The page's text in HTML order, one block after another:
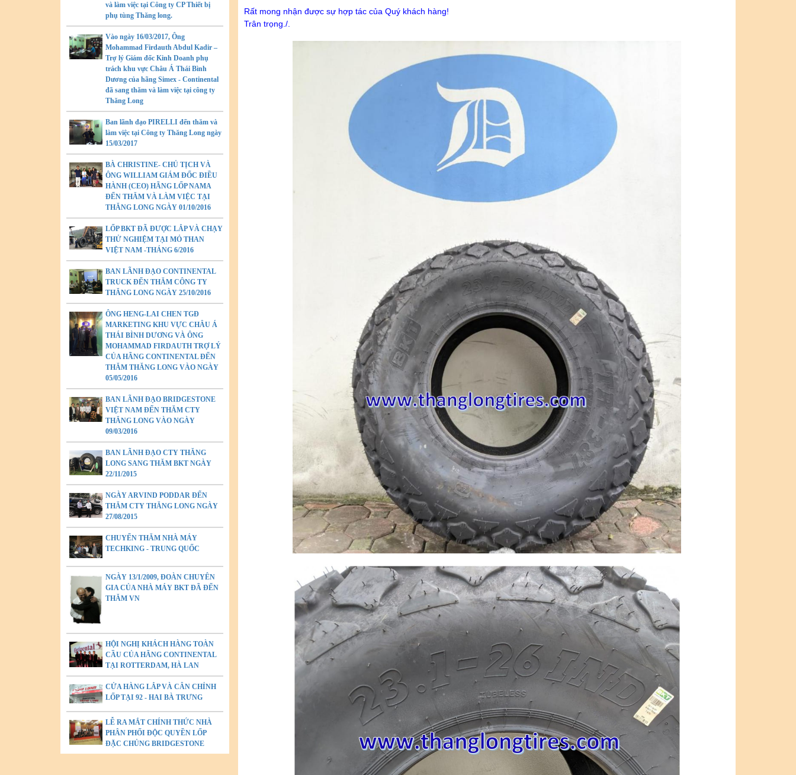
và làm việc tại Công ty CP Thiết bị
phụ tùng Thăng long.
Vào ngày 16/03/2017, Ông
Mohammad Firdauth Abdul Kadir –
Trợ lý Giám đốc Kinh Doanh phụ
trách khu vực Châu Á Thái Bình
Dương của hãng Simex - Continental
đã sang thăm và làm việc tại công ty
Thăng Long
Ban lãnh đạo PIRELLI đến thăm và
làm việc tại Công ty Thăng Long ngày
15/03/2017
BÀ CHRISTINE- CHỦ TỊCH VÀ
ÔNG WILLIAM GIÁM ĐỐC ĐIỀU
HÀNH (CEO) HÃNG LỐP NAMA
ĐẾN THĂM VÀ LÀM VIỆC TẠI
THĂNG LONG NGÀY 01/10/2016
LỐP BKT ĐÃ ĐƯỢC LẮP VÀ CHẠY
THỬ NGHIỆM TẠI MỎ THAN
VIỆT NAM -THÁNG 6/2016
BAN LÃNH ĐẠO CONTINENTAL
TRUCK ĐẾN THĂM CÔNG TY
THĂNG LONG NGÀY 25/10/2016
ÔNG HENG-LAI CHEN TGĐ
MARKETING KHU VỰC CHÂU Á
THÁI BÌNH DƯƠNG VÀ ÔNG
MOHAMMAD FIRDAUTH TRỢ LÝ
CỦA HÃNG CONTINENTAL ĐẾN
THĂM THĂNG LONG VÀO NGÀY
05/05/2016
BAN LÃNH ĐẠO BRIDGESTONE
VIỆT NAM ĐẾN THĂM CTY
THĂNG LONG VÀO NGÀY
09/03/2016
BAN LÃNH ĐẠO CTY THĂNG
LONG SANG THĂM BKT NGÀY
22/11/2015
NGÀY ARVIND PODDAR ĐẾN
THĂM CTY THĂNG LONG NGÀY
27/08/2015
CHUYẾN THĂM NHÀ MÁY
TECHKING - TRUNG QUỐC
NGÀY 13/1/2009, ĐOÀN CHUYÊN
GIA CỦA NHÀ MÁY BKT ĐÃ ĐẾN
THĂM VN
HỘI NGHỊ KHÁCH HÀNG TOÀN
CẦU CỦA HÃNG CONTINENTAL
TẠI ROTTERDAM, HÀ LAN
CỬA HÀNG LẮP VÀ CÂN CHỈNH
LỐP TẠI 92 - HAI BÀ TRƯNG
LỄ RA MẮT CHÍNH THỨC NHÀ
PHÂN PHỐI ĐỘC QUYỀN LỐP
ĐẶC CHỦNG BRIDGESTONE
Rất mong nhận được sự hợp tác của Quý khách hàng!
Trân trọng./.